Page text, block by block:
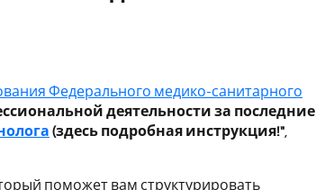
Федерального медико-санитарного
деятельности за последние
(здесь подробная инструкция!"
поможет вам структурировать